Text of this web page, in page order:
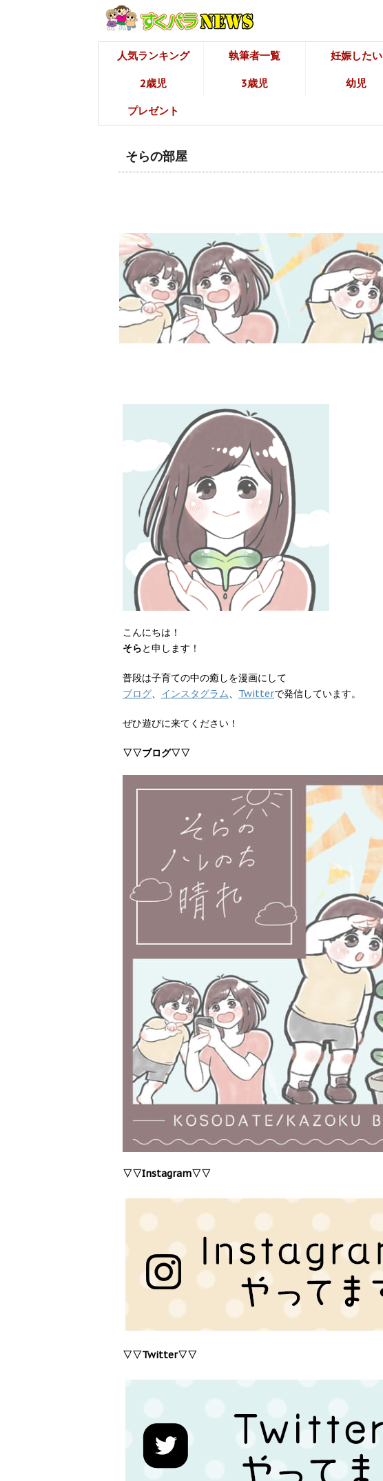
人気ランキング 執筆者一覧 妊娠したい
2歳児 3歳児 幼児
プレゼント
そらの部屋
こんにちは！
そらと申します！
普段は子育ての中の癒しを漫画にして
ブログ、 インスタグラム、 Twitterで発信しています。
ぜひ遊びに来てください！
▽▽ブログ▽▽
▽▽Instagram▽▽
▽▽Twitter▽▽